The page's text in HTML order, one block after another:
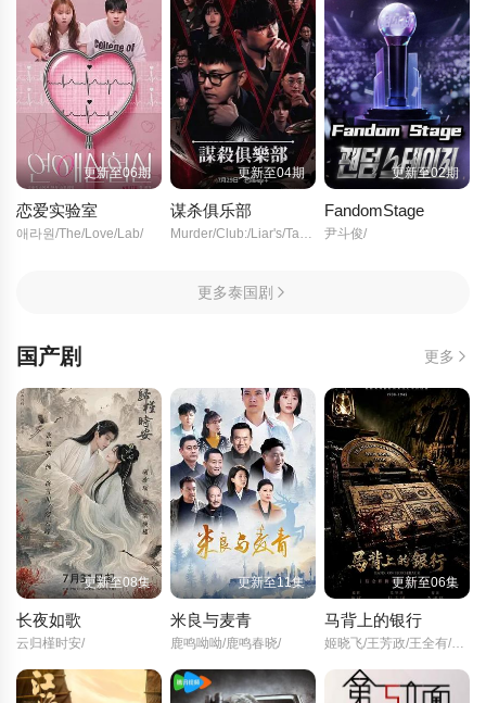
更新至06期
恋爱实验室
애라원/The/Love/Lab/
更新至04期
谋杀俱乐部
Murder/Club:/Liar's/Table/Murder/Club/
更新至02期
FandomStage
尹斗俊/
更多泰国剧
国产剧 更多
更新至08集
长夜如歌
云归槿时安/
更新至11集
米良与麦青
鹿鸣呦呦/鹿鸣春晓/
更新至06集
马背上的银行
姬晓飞/王芳政/王全有/阎妮/郭烁杰/杜志国/郑卫莉/周舟/Zhou/Zhou/